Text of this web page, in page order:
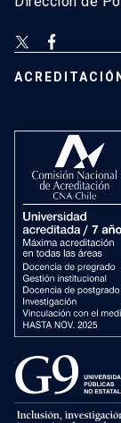
ACREDITACIÓN